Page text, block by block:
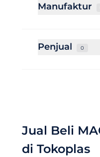
Manufaktur
Penjual 0
Jual Beli
di Tokoplas